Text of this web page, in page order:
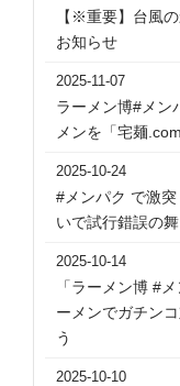
【※重要】台風
お知らせ
2025-11-07
ラーメン博#メン
メンを「宅麺
2025-10-24
#メンパク で激
いで試行錯誤の
2025-10-14
「ラーメン博 #
ーメンでガチン
う
2025-10-10